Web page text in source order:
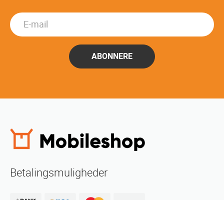
ABONNERE
Betalingsmuligheder